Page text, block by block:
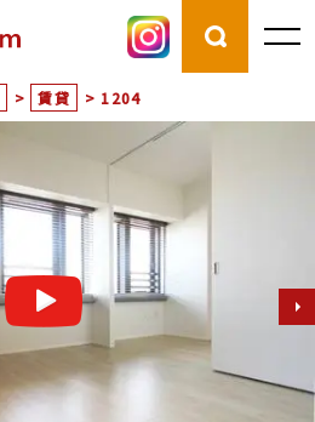
> 賃貸 > 1204